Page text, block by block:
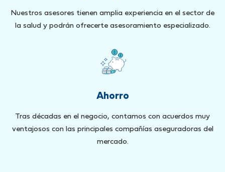
Nuestros asesores tienen amplia experiencia en el sector de
la salud y podrán ofrecerte asesoramiento especializado.
Ahorro
Tras décadas en el negocio, contamos con acuerdos muy
ventajosos con las principales compañías aseguradoras del
mercado.